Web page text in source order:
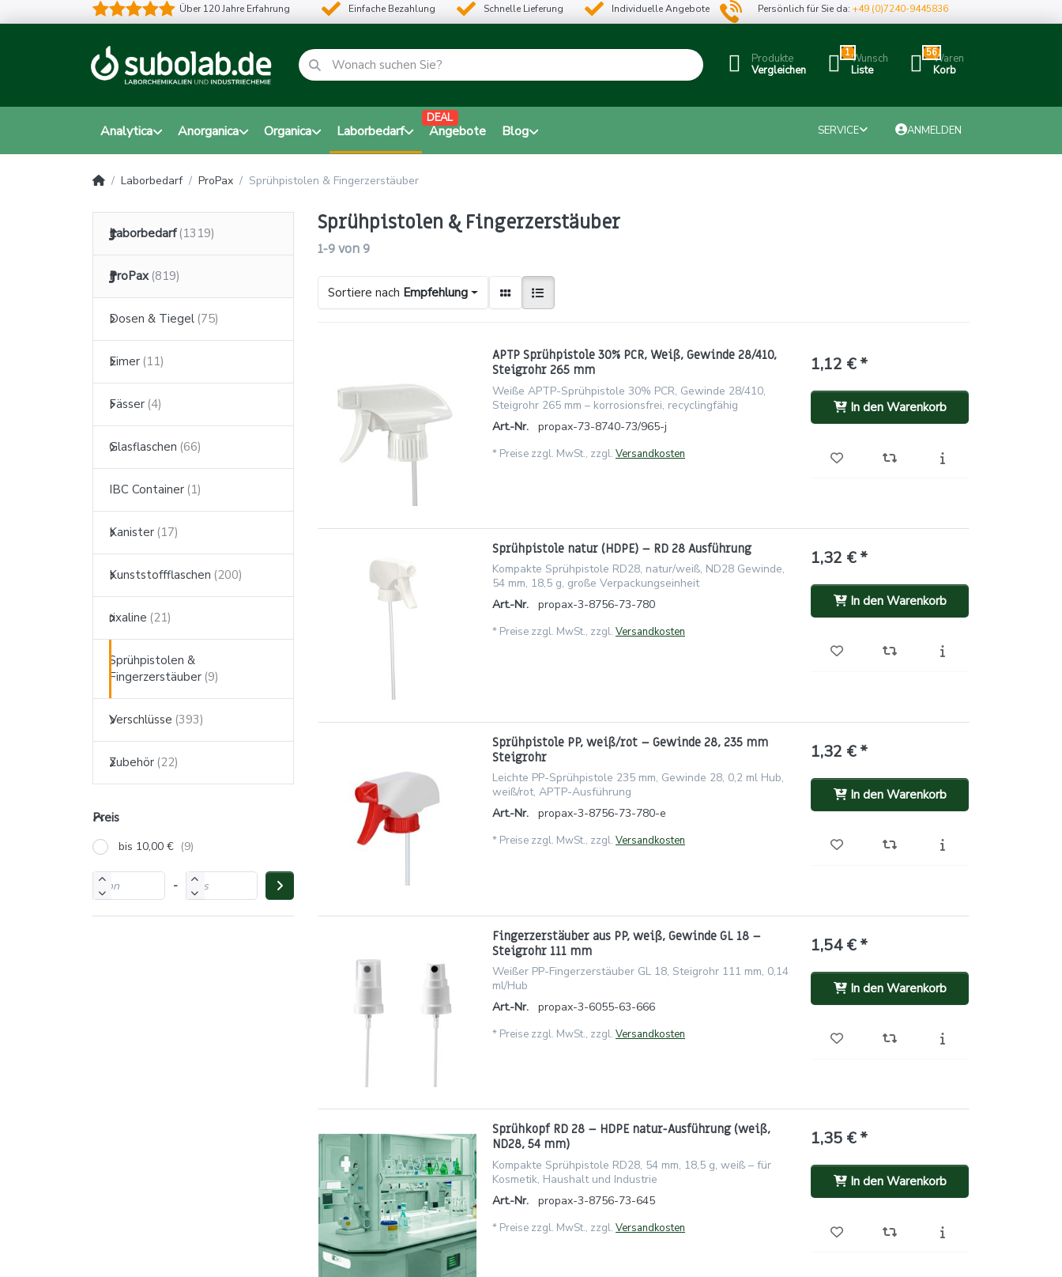
Über 120 Jahre Erfahrung Einfache Bezahlung Schnelle Lieferung Individuelle Angebote Persönlich für Sie da:+49 (0)7240-9445836
Produkte
Vergleichen
1Wunsch
Liste
56Waren
Korb
Analytica Anorganica Organica Laborbedarf Angebote
DEAL
Blog SERVICE ANMELDEN
Laborbedarf ProPax Sprühpistolen & Fingerzerstäuber
Laborbedarf
ProPax
Dosen & Tiegel
Eimer
Fässer
Glasflaschen
IBC Container
Kanister
Kunststoffflaschen
rixaline
Sprühpistolen &
Fingerzerstäuber
Verschlüsse
Zubehör
Preis
bis 10,00 €
-
Sprühpistolen & Fingerzerstäuber
1-9von 9
Sortiere nach Empfehlung
APTP Sprühpistole 30% PCR, Weiß, Gewinde 28/410,
Steigrohr 265 mm
Weiße APTP-Sprühpistole 30% PCR, Gewinde 28/410,
Steigrohr 265 mm – korrosionsfrei, recyclingfähig
Art.-Nr.
propax-73-8740-73/965-j
* Preise zzgl. MwSt., zzgl. Versandkosten
1,12 € *
In den Warenkorb
Sprühpistole natur (HDPE) – RD 28 Ausführung
Kompakte Sprühpistole RD28, natur/weiß, ND28 Gewinde,
54 mm, 18,5 g, große Verpackungseinheit
Art.-Nr.
propax-3-8756-73-780
* Preise zzgl. MwSt., zzgl. Versandkosten
1,32 € *
In den Warenkorb
Sprühpistole PP, weiß/rot – Gewinde 28, 235 mm
Steigrohr
Leichte PP-Sprühpistole 235 mm, Gewinde 28, 0,2 ml Hub,
weiß/rot, APTP-Ausführung
Art.-Nr.
propax-3-8756-73-780-e
* Preise zzgl. MwSt., zzgl. Versandkosten
1,32 € *
In den Warenkorb
Fingerzerstäuber aus PP, weiß, Gewinde GL 18 –
Steigrohr 111 mm
Weißer PP-Fingerzerstäuber GL 18, Steigrohr 111 mm, 0,14
ml/Hub
Art.-Nr.
propax-3-6055-63-666
* Preise zzgl. MwSt., zzgl. Versandkosten
1,54 € *
In den Warenkorb
Sprühkopf RD 28 – HDPE natur-Ausführung (weiß,
ND28, 54 mm)
Kompakte Sprühpistole RD28, 54 mm, 18,5 g, weiß – für
Kosmetik, Haushalt und Industrie
Art.-Nr.
propax-3-8756-73-645
* Preise zzgl. MwSt., zzgl. Versandkosten
1,35 € *
In den Warenkorb